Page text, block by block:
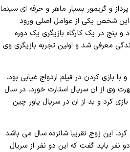
و گریمور بسیار ماهر و حرفه ای سینما
این شخص یکی از عوامل اصلی ورود
پنج در یک کارگاه بازیگری یک دوره
معرفی شد و اولین تجربه بازیگری وی
بازی کردن در فیلم ازدواج غیابی بود.
وی از ان سریال استارت خورد. در سال
کرد و بد از ان در سریال پاور چین
این زوج نقریبا شانزده سال می باشد
نفر باید گفت که این دو نفر از سریال